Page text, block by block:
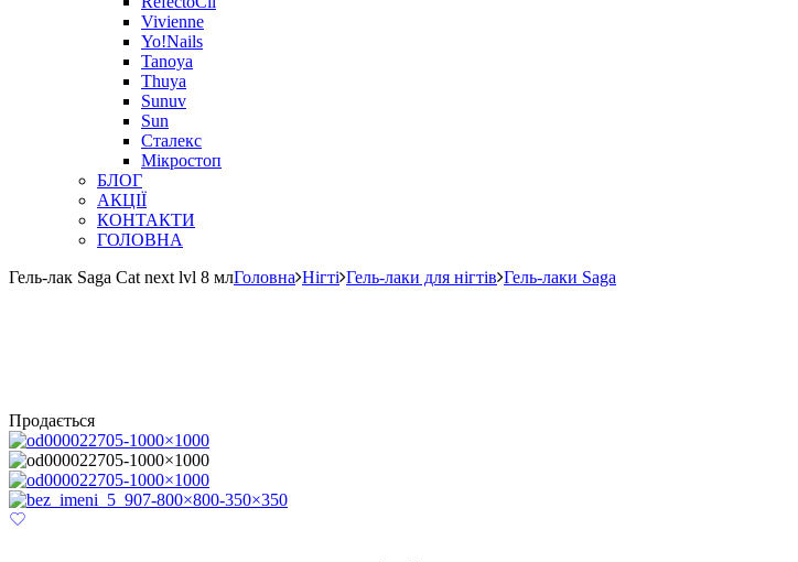
Vivienne
Yo!Nails
Tanoya
Thuya
Sunuv
Sun
Сталекс
Мікростоп
БЛОГ
АКЦІЇ
КОНТАКТИ
ГОЛОВНА
Гель-лак Saga Cat next lvl 8 млГоловна Нігті Гель-лаки для нігтів Гель-лаки Saga
Продається